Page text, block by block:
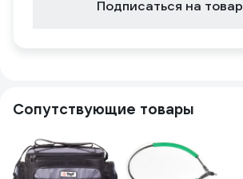
Подписаться на товар
Сопутствующие товары